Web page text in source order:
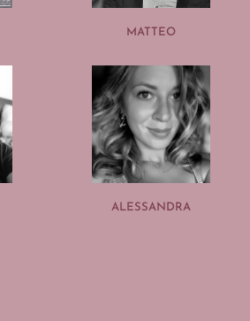
MATTEO
ALESSANDRA